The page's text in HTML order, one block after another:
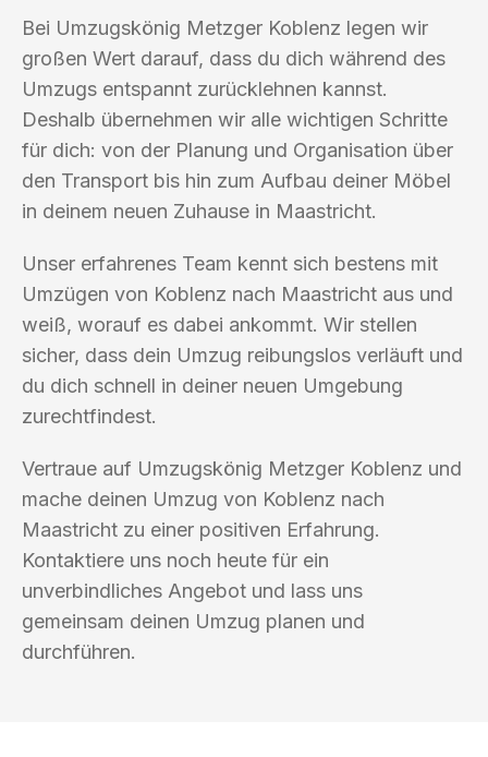
Bei Umzugskönig Metzger Koblenz legen wir
großen Wert darauf, dass du dich während des
Umzugs entspannt zurücklehnen kannst.
Deshalb übernehmen wir alle wichtigen Schritte
für dich: von der Planung und Organisation über
den Transport bis hin zum Aufbau deiner Möbel
in deinem neuen Zuhause in Maastricht.
Unser erfahrenes Team kennt sich bestens mit
Umzügen von Koblenz nach Maastricht aus und
weiß, worauf es dabei ankommt. Wir stellen
sicher, dass dein Umzug reibungslos verläuft und
du dich schnell in deiner neuen Umgebung
zurechtfindest.
Vertraue auf Umzugskönig Metzger Koblenz und
mache deinen Umzug von Koblenz nach
Maastricht zu einer positiven Erfahrung.
Kontaktiere uns noch heute für ein
unverbindliches Angebot und lass uns
gemeinsam deinen Umzug planen und
durchführen.